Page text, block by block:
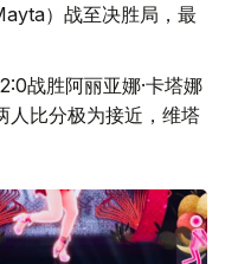
）战至决胜局，最
战胜阿丽亚娜·卡塔娜
人比分极为接近，维塔